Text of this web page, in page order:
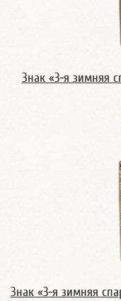
Знак «3-я зимняя
Знак «3-я зимняя